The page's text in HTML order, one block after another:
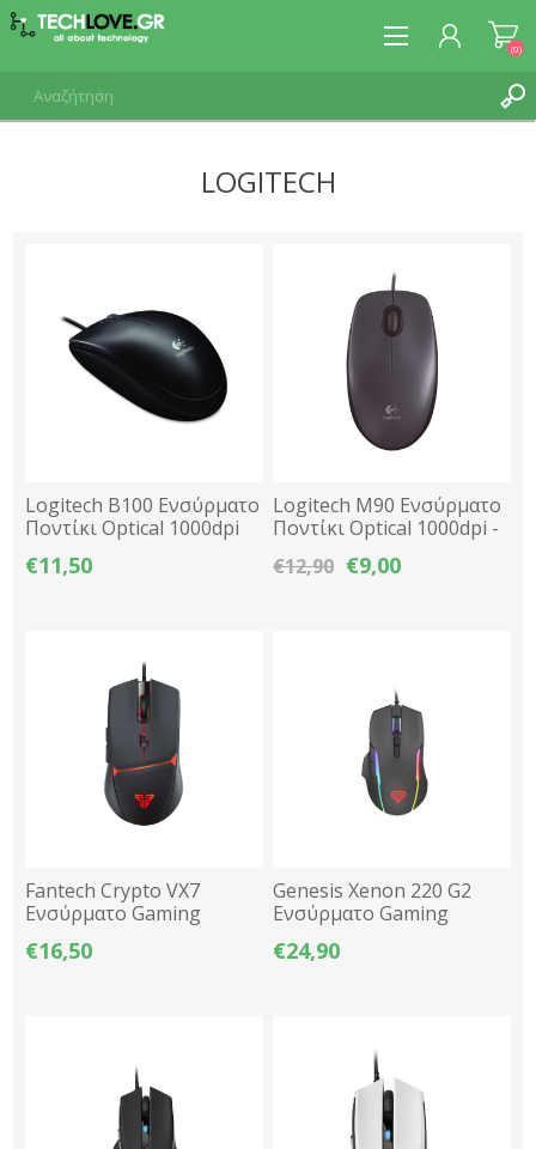
(0)
LOGITECH
Logitech B100 Ενσύρματο
Ποντίκι Optical 1000dpi
€11,50
Logitech M90 Ενσύρματο
Ποντίκι Optical 1000dpi -
€12,90 €9,00
Fantech Crypto VX7
Ενσύρματο Gaming
Ποντίκι Optical 7200dpi
RGB 6 Macro 1.8μ -
€16,50
Genesis Xenon 220 G2
Ενσύρματο Gaming
Ποντίκι Optical 12800dpi
RGB 1.8m - Μαύρο
€24,90